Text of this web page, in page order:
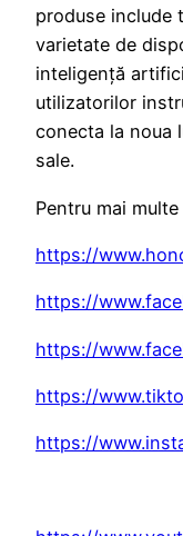
produse include
varietate de
inteligență
utilizatorilor
conecta la noua
sale.
Pentru mai
https://
https://
https://
https://
https://